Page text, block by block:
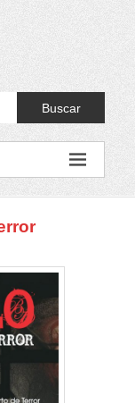
Buscar